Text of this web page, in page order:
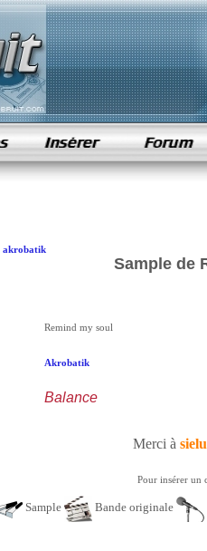
akrobatik
Sample de
Remind my soul
Akrobatik
Balance
Merci à
Pour insérer un
Sample Bande originale